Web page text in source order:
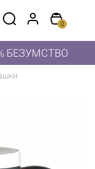
0
БЕЗУМСТВО